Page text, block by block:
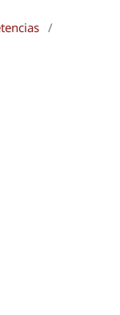
/